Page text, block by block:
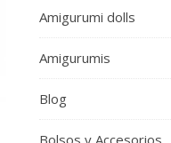
Amigurumi dolls
Amigurumis
Blog